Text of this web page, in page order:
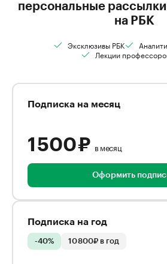
персональные
на РБК
Эксклюзивы РБК
Лекции
Подписка на месяц
1 500 ₽ в месяц
Оформить
Подписка на год
-40% 10 800₽ в год